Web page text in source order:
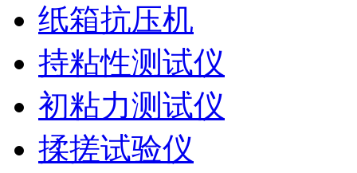
纸箱抗压机
持粘性测试仪
初粘力测试仪
揉搓试验仪